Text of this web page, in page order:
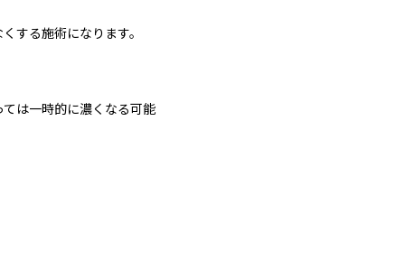
する施術になります。
は一時的に濃くなる可能